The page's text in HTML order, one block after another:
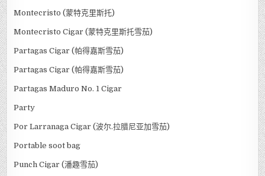
Montecristo (蒙特克里斯托)
Montecristo Cigar (蒙特克里斯托雪茄)
Partagas Cigar (帕得嘉斯雪茄)
Partagas Cigar (帕得嘉斯雪茄)
Partagas Maduro No. 1 Cigar
Party
Por Larranaga Cigar (波尔.拉腊尼亚加雪茄)
Portable soot bag
Punch Cigar (潘趣雪茄)